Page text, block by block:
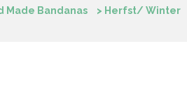
Made Bandanas > Herfst/ Winter